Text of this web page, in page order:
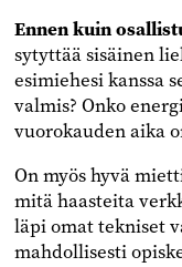
Ennen kuin
sytyttää sisäinen
esimiehesi kanssa
valmis? Onko
vuorokauden aika
On myös hyvä
mitä haasteita
läpi omat tekniset
mahdollisesti